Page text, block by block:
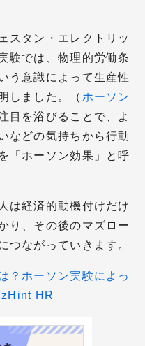
スタン・エレクトリッ
験では、物理的労働条
う意識によって生産性
しました。（ ホーソン
目を浴びることで、よ
などの気持ちから行動
「ホーソン効果」と呼
は経済的動機付けだけ
り、その後のマズロー
つながっていきます。
？ホーソン実験によっ
HR